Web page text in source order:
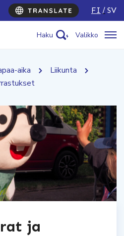
FI SV
Haku Valikko
aika
Liikunta
ja